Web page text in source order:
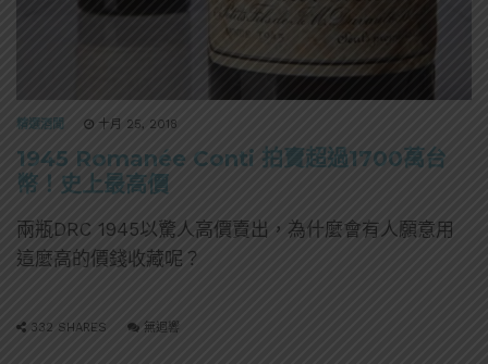
精選酒聞 十月 25, 2018
1945 Romanée Conti 拍賣超過1700萬台
幣！史上最高價
兩瓶DRC 1945以驚人高價賣出，為什麼會有人願意用
這麼高的價錢收藏呢？
332 SHARES 無迴響